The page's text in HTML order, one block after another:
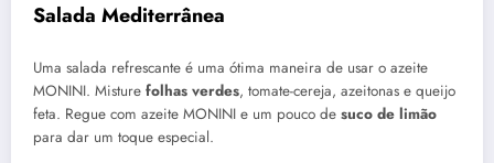
Salada Mediterrânea
Uma salada refrescante é uma ótima maneira de usar o azeite
MONINI. Misture folhas verdes, tomate-cereja, azeitonas e queijo
feta. Regue com azeite MONINI e um pouco de suco de limão
para dar um toque especial.